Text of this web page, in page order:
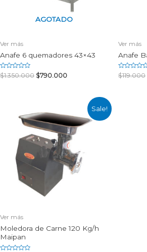
AGOTADO
Ver más
Anafe 6 quemadores 43×43
Rated
0
$1.350.000 $790.000
Ver más
Anafe
Rated
0
$119.000
Sale!
Ver más
Moledora de Carne 120 Kg/h
Maipan